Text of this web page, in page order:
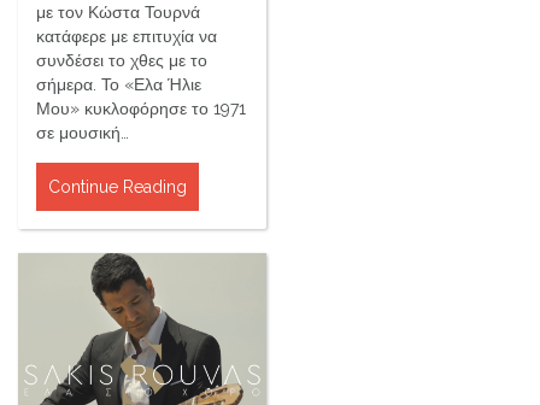
με τον Κώστα Τουρνά
κατάφερε με επιτυχία να
συνδέσει το χθες με το
σήμερα. Το «Ελα Ήλιε
Μου» κυκλοφόρησε το 1971
σε μουσική…
Continue Reading